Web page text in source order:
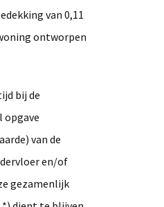
van 0,11
ontworpen
bij de
opgave
van de
en/of
gezamenlijk